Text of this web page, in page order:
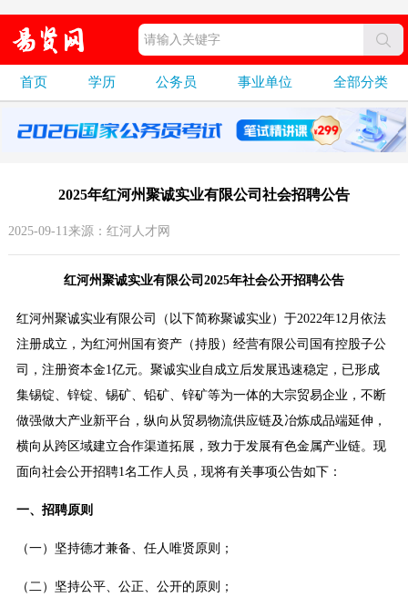
首页 学历 公务员 事业单位 全部分类
2025年红河州聚诚实业有限公司社会招聘公告
2025-09-11来源：红河人才网
红河州聚诚实业有限公司2025年社会公开招聘公告
红河州聚诚实业有限公司（以下简称聚诚实业）于2022年12月依法
注册成立，为红河州国有资产（持股）经营有限公司国有控股子公
司，注册资本金1亿元。聚诚实业自成立后发展迅速稳定，已形成
集锡锭、锌锭、锡矿、铅矿、锌矿等为一体的大宗贸易企业，不断
做强做大产业新平台，纵向从贸易物流供应链及冶炼成品端延伸，
横向从跨区域建立合作渠道拓展，致力于发展有色金属产业链。现
面向社会公开招聘1名工作人员，现将有关事项公告如下：
一、招聘原则
（一）坚持德才兼备、任人唯贤原则；
（二）坚持公平、公正、公开的原则；